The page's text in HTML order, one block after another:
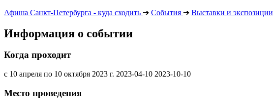
Афиша Санкт-Петербурга - куда сходить ➔ События ➔ Выставки и экспозиции
Информация о событии
Когда проходит
с 10 апреля по 10 октября 2023 г. 2023-04-10 2023-10-10
Место проведения